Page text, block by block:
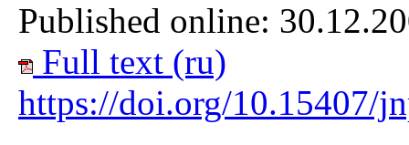
Published online:
Full text (ru)
https://doi.org/10.15407/